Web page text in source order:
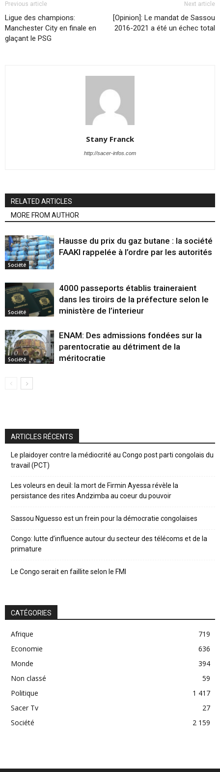
Previous article
Ligue des champions:
Manchester City en finale en
glaçant le PSG
Next article
[Opinion]: Le mandat de Sassou
2016-2021 a été un échec total
Stany Franck
http://sacer-infos.com
RELATED ARTICLES
MORE FROM AUTHOR
Société
Hausse du prix du gaz butane : la société
FAAKI rappelée à l’ordre par les autorités
Société
4000 passeports établis traineraient
dans les tiroirs de la préfecture selon le
ministère de l’interieur
Société
ENAM: Des admissions fondées sur la
parentocratie au détriment de la
méritocratie
ARTICLES RÉCENTS
Le plaidoyer contre la médiocrité au Congo post parti congolais du
travail (PCT)
Les voleurs en deuil: la mort de Firmin Ayessa révèle la
persistance des rites Andzimba au coeur du pouvoir
Sassou Nguesso est un frein pour la démocratie congolaises
Congo: lutte d’influence autour du secteur des télécoms et de la
primature
Le Congo serait en faillite selon le FMI
CATÉGORIES
Afrique
719
Economie
636
Monde
394
Non classé
59
Politique
1 417
Sacer Tv
27
Société
2 159